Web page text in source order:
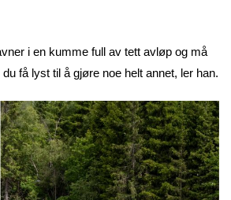
i en kumme full av tett avløp og må
få lyst til å gjøre noe helt annet, ler han.